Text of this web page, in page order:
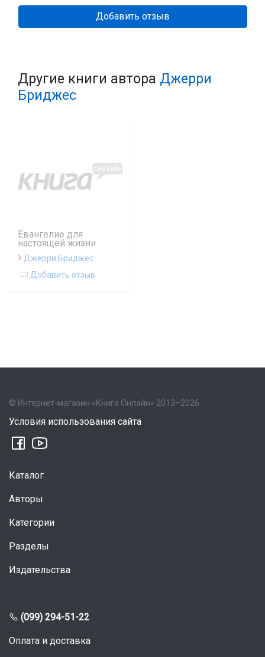
Добавить отзыв
Другие книги автора Джерри
Бриджес
Евангелие для
настоящей жизни
› Джерри Бриджес
Добавить отзыв
© Интернет-магазин «Книга Онлайн» 2013–2026
Условия использования сайта
Каталог
Авторы
Категории
Разделы
Издательства
(099) 294-51-22
Оплата и доставка